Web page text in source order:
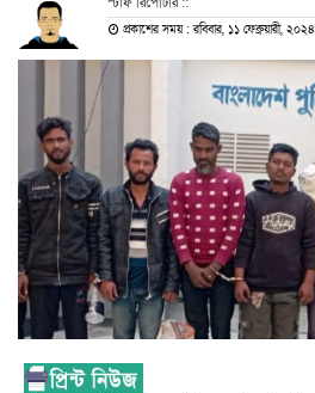
প্রকাশের সময় : রবিবার, ১১ ফেব্রুয়ারী, ২০২৪